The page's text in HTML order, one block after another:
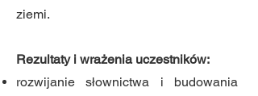
ziemi.
Rezultaty i wrażenia uczestników:
rozwijanie słownictwa i budowania